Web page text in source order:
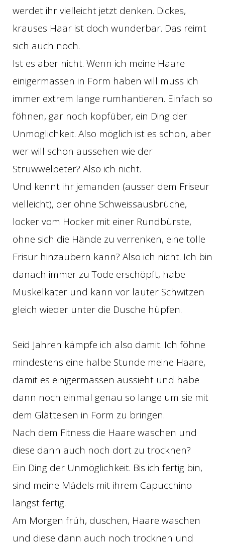
werdet ihr vielleicht jetzt denken. Dickes,
krauses Haar ist doch wunderbar. Das reimt
sich auch noch.
Ist es aber nicht. Wenn ich meine Haare
einigermassen in Form haben will muss ich
immer extrem lange rumhantieren. Einfach so
föhnen, gar noch kopfüber, ein Ding der
Unmöglichkeit. Also möglich ist es schon, aber
wer will schon aussehen wie der
Struwwelpeter? Also ich nicht.
Und kennt ihr jemanden (ausser dem Friseur
vielleicht), der ohne Schweissausbrüche,
locker vom Hocker mit einer Rundbürste,
ohne sich die Hände zu verrenken, eine tolle
Frisur hinzaubern kann? Also ich nicht. Ich bin
danach immer zu Tode erschöpft, habe
Muskelkater und kann vor lauter Schwitzen
gleich wieder unter die Dusche hüpfen.
Seid Jahren kämpfe ich also damit. Ich föhne
mindestens eine halbe Stunde meine Haare,
damit es einigermassen aussieht und habe
dann noch einmal genau so lange um sie mit
dem Glätteisen in Form zu bringen.
Nach dem Fitness die Haare waschen und
diese dann auch noch dort zu trocknen?
Ein Ding der Unmöglichkeit. Bis ich fertig bin,
sind meine Mädels mit ihrem Capucchino
längst fertig.
Am Morgen früh, duschen, Haare waschen
und diese dann auch noch trocknen und